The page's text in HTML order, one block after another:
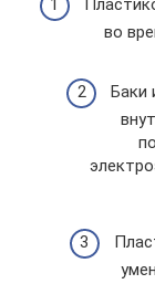
во
Баки